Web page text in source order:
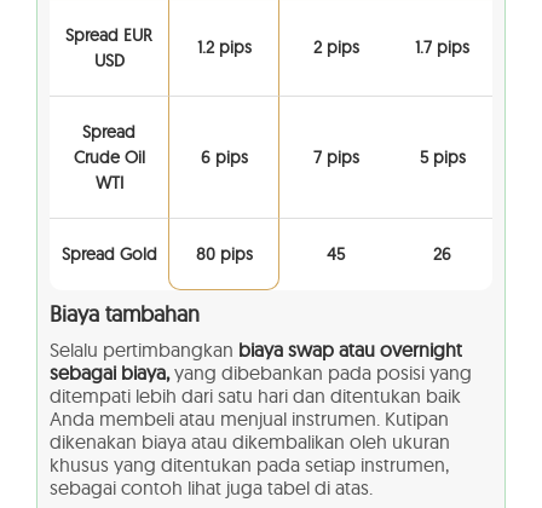
Spread EUR
USD
1.2 pips 2 pips 1.7 pips
Spread
Crude Oil
WTI
6 pips 7 pips 5 pips
Spread Gold 80 pips 45 26
Biaya tambahan
Selalu pertimbangkan biaya swap atau overnight
sebagai biaya,yang dibebankan pada posisi yang
ditempati lebih dari satu hari dan ditentukan baik
Anda membeli atau menjual instrumen. Kutipan
dikenakan biaya atau dikembalikan oleh ukuran
khusus yang ditentukan pada setiap instrumen,
sebagai contoh lihat juga tabel di atas.